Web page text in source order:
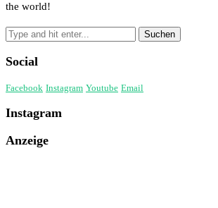
the world!
Social
Facebook Instagram Youtube Email
Instagram
Anzeige